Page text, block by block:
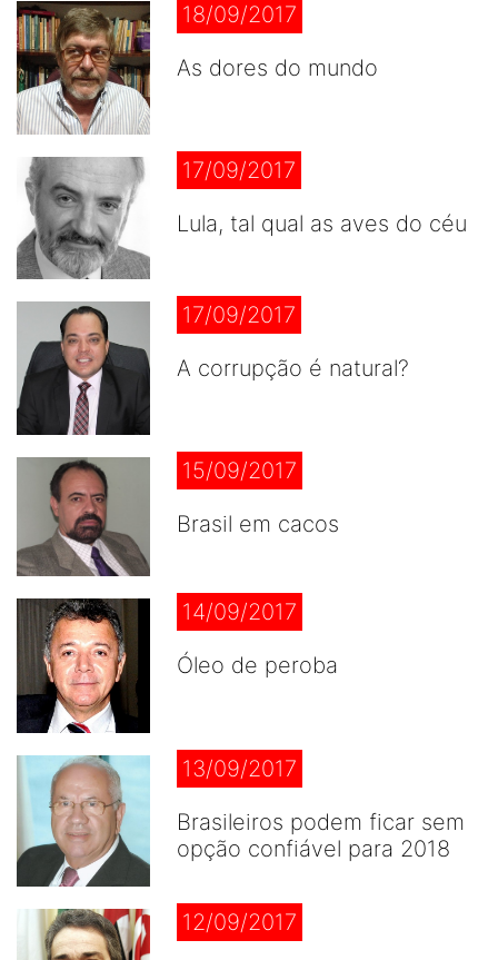
18/09/2017
As dores do mundo
17/09/2017
Lula, tal qual as aves do céu
17/09/2017
A corrupção é natural?
15/09/2017
Brasil em cacos
14/09/2017
Óleo de peroba
13/09/2017
Brasileiros podem ficar sem
opção confiável para 2018
12/09/2017